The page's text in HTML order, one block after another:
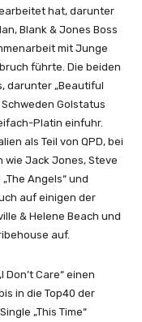
hat, darunter
Blank & Jones Boss
mit Junge
führte. Die beiden
darunter „Beautiful
Schweden Golstatus
Platin einfuhr.
als Teil von QPD, bei
wie Jack Jones, Steve
Angels“ und
auf einigen der
& Helene Beach und
auf.
Don’t Care“ einen
in die Top40 der
„This Time“